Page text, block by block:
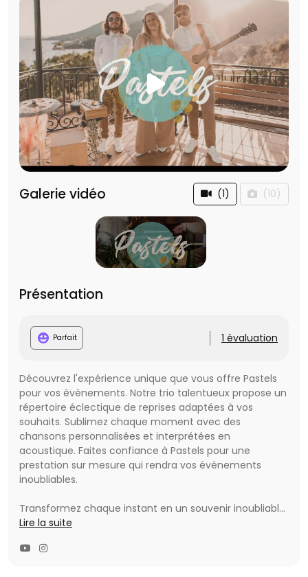
Galerie vidéo (1) (10)
Présentation
Parfait 1 évaluation
Découvrez l'expérience unique que vous offre Pastels
pour vos évènements. Notre trio talentueux propose un
répertoire éclectique de reprises adaptées à vos
souhaits. Sublimez chaque moment avec des
chansons personnalisées et interprétées en
acoustique. Faites confiance à Pastels pour une
prestation sur mesure qui rendra vos événements
inoubliables.
Transformez chaque instant en un souvenir inoubliable
avec Pastels, votre partenaire musical pour toutes vos
évènement professionnel
Lire la suite